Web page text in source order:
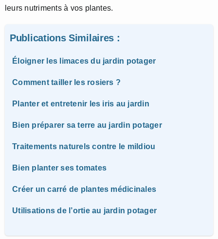
leurs nutriments à vos plantes.
Publications Similaires :
Éloigner les limaces du jardin potager
Comment tailler les rosiers ?
Planter et entretenir les iris au jardin
Bien préparer sa terre au jardin potager
Traitements naturels contre le mildiou
Bien planter ses tomates
Créer un carré de plantes médicinales
Utilisations de l’ortie au jardin potager